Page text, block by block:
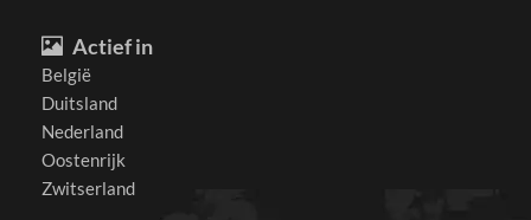
Actief in
België
Duitsland
Nederland
Oostenrijk
Zwitserland